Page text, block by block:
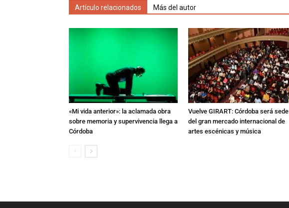
Artículo relacionados Más del autor
«Mi vida anterior»: la aclamada obra
sobre memoria y supervivencia llega a
Córdoba
Vuelve GIRART: Córdoba será sede
del gran mercado internacional de
artes escénicas y música